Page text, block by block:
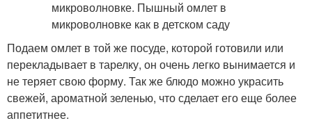
Подаем омлет в той же посуде, которой готовили или
перекладывает в тарелку, он очень легко вынимается и
не теряет свою форму. Так же блюдо можно украсить
свежей, ароматной зеленью, что сделает его еще более
аппетитнее.